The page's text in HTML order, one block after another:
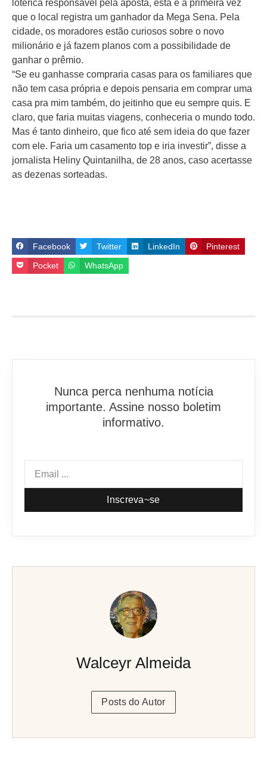
lotérica responsável pela aposta, esta é a primeira vez
que o local registra um ganhador da Mega Sena. Pela
cidade, os moradores estão curiosos sobre o novo
milionário e já fazem planos com a possibilidade de
ganhar o prêmio.
“Se eu ganhasse compraria casas para os familiares que
não tem casa própria e depois pensaria em comprar uma
casa pra mim também, do jeitinho que eu sempre quis. E
claro, que faria muitas viagens, conheceria o mundo todo.
Mas é tanto dinheiro, que fico até sem ideia do que fazer
com ele. Faria um casamento top e iria investir”, disse a
jornalista Heliny Quintanilha, de 28 anos, caso acertasse
as dezenas sorteadas.
Facebook Twitter LinkedIn Pinterest
Pocket WhatsApp
Nunca perca nenhuma notícia
importante. Assine nosso boletim
informativo.
Inscreva~se
Walceyr Almeida
Posts do Autor